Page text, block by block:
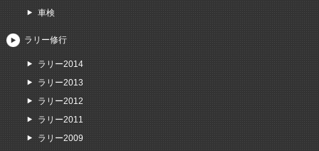
車検
ラリー修行
ラリー2014
ラリー2013
ラリー2012
ラリー2011
ラリー2009